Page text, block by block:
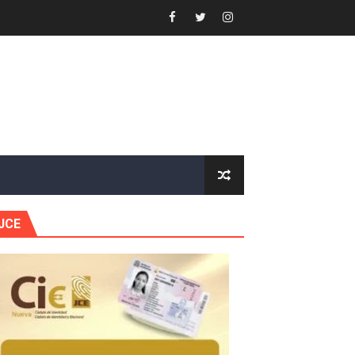
para Impulsar el Desarrollo de Santo
fortalecer el diálogo social y el trabajo decente
comunicacional en salud
de Guaiguí: "Es ignorancia supina"
del país
por la obra vial, en cumplimiento de un